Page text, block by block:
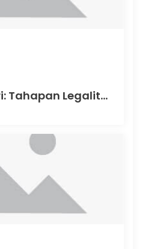
KRK Lahan Industri: Tahapan Legalitas Penting Sebelum Memulai Aktivitas Industri di Indonesia